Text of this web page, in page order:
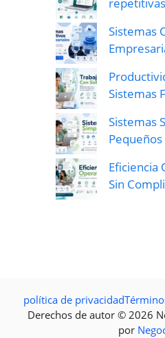
Sistemas
Sistemas
Sistemas
Pequeños
Eficiencia
Sin
Derechos de autor © 2026
por
política de privacidad